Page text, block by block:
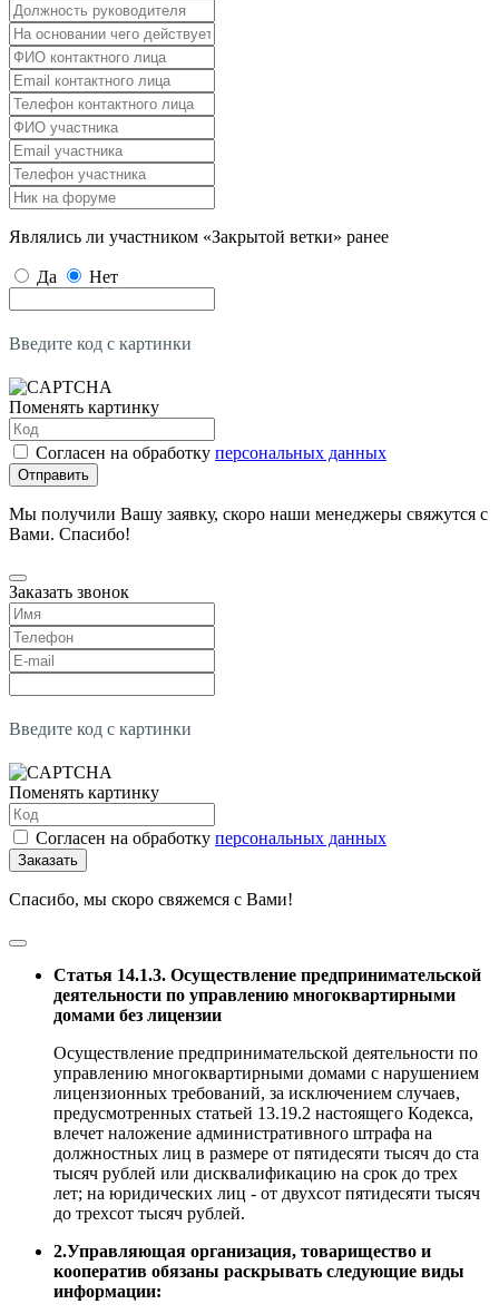
Являлись ли участником «Закрытой ветки» ранее
Да Нет
Введите код с картинки
Поменять картинку
Согласен на обработку персональных данных
Отправить
Мы получили Вашу заявку, скоро наши менеджеры свяжутся с
Вами. Спасибо!
Заказать звонок
Введите код с картинки
Поменять картинку
Согласен на обработку персональных данных
Заказать
Спасибо, мы скоро свяжемся с Вами!
Статья 14.1.3. Осуществление предпринимательской
деятельности по управлению многоквартирными
домами без лицензии
Осуществление предпринимательской деятельности по
управлению многоквартирными домами с нарушением
лицензионных требований, за исключением случаев,
предусмотренных статьей 13.19.2 настоящего Кодекса,
влечет наложение административного штрафа на
должностных лиц в размере от пятидесяти тысяч до ста
тысяч рублей или дисквалификацию на срок до трех
лет; на юридических лиц - от двухсот пятидесяти тысяч
до трехсот тысяч рублей.
2.Управляющая организация, товарищество и
кооператив обязаны раскрывать следующие виды
информации: